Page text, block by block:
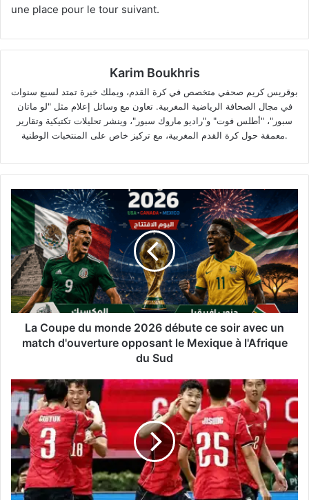
une place pour le tour suivant.
Karim Boukhris
بوقريس كريم صحفي متخصص في كرة القدم، ويملك خبرة تمتد لسبع سنوات
في مجال الصحافة الرياضية المغربية. تعاون مع وسائل إعلام مثل "لو ماتان
سبور"، "أطلس فوت" و"راديو ماروك سبور"، وينشر تحليلات تكتيكية وتقارير
معمقة حول كرة القدم المغربية، مع تركيز خاص على المنتخبات الوطنية.
La
Coupe
du
monde
2026
débute
ce
soir
avec
match
le
Mexique
à
l'Afrique
du
Sud
La Coupe du monde 2026 débute ce soir avec un
match d'ouverture opposant le Mexique à l'Afrique
du Sud
La
Corée
du
Sud
remonte
au
score
et